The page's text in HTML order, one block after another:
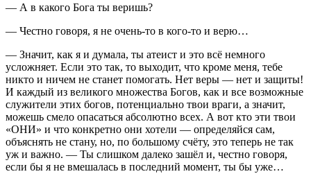
— А в какого Бога ты веришь?
— Честно говоря, я не очень-то в кого-то и верю…
— Значит, как я и думала, ты атеист и это всё немного
усложняет. Если это так, то выходит, что кроме меня, тебе
никто и ничем не станет помогать. Нет веры — нет и защиты!
И каждый из великого множества Богов, как и все возможные
служители этих богов, потенциально твои враги, а значит,
можешь смело опасаться абсолютно всех. А вот кто эти твои
«ОНИ» и что конкретно они хотели — определяйся сам,
объяснять не стану, но, по большому счёту, это теперь не так
уж и важно. — Ты слишком далеко зашёл и, честно говоря,
если бы я не вмешалась в последний момент, ты бы уже…